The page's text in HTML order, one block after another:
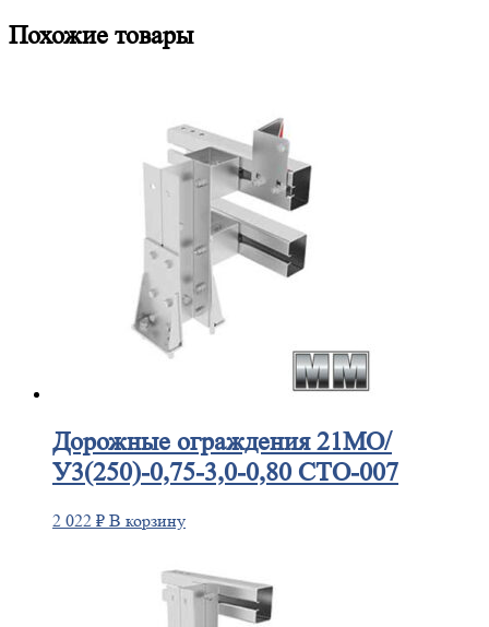
Похожие товары
Дорожные ограждения 21МО/
У3(250)-0,75-3,0-0,80 СТО-007
2 022 ₽ В корзину